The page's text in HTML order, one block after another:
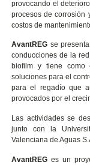
provocando el
procesos de corrosión
costos de
AvantREG se
conducciones de la
biofilm y tiene como
soluciones para el
para el regadío que
provocados por el
Las actividades se
junto con la
Valenciana de Aguas
AvantREG es un